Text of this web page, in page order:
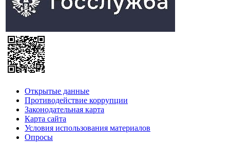
Открытые данные
Противодействие коррупции
Законодательная карта
Карта сайта
Условия использования материалов
Опросы